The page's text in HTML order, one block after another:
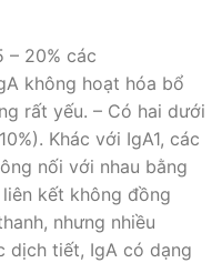
– 20% các
không hoạt hóa bổ
rất yếu. – Có hai dưới
Khác với IgA1, các
nối với nhau bằng
kết không đồng
nhưng nhiều
dịch tiết, IgA có dạng